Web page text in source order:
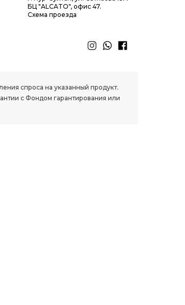
БЦ "ALCATO", офис 47.
Схема проезда
спроса на указанный продукт.
с Фондом гарантирования или